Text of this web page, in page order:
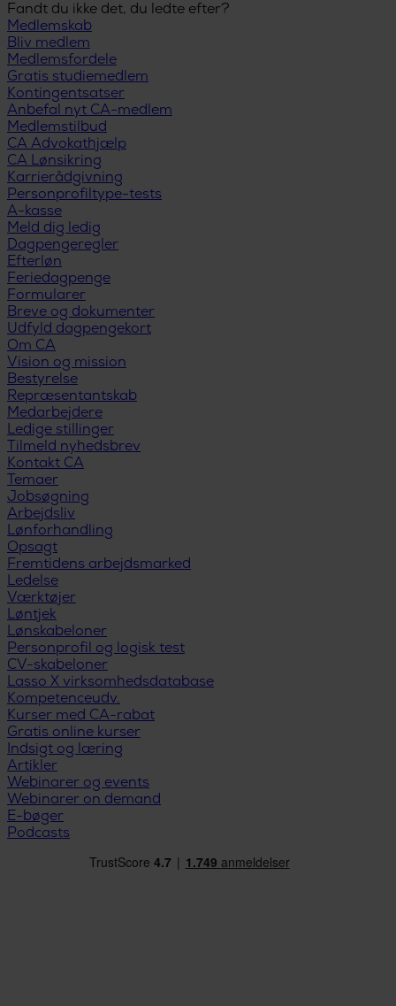
Fandt du ikke det, du ledte efter?
Medlemskab
Bliv medlem
Medlemsfordele
Gratis studiemedlem
Kontingentsatser
Anbefal nyt CA-medlem
Medlemstilbud
CA Advokathjælp
CA Lønsikring
Karrierådgivning
Personprofiltype-tests
A-kasse
Meld dig ledig
Dagpengeregler
Efterløn
Feriedagpenge
Formularer
Breve og dokumenter
Udfyld dagpengekort
Om CA
Vision og mission
Bestyrelse
Repræsentantskab
Medarbejdere
Ledige stillinger
Tilmeld nyhedsbrev
Kontakt CA
Temaer
Jobsøgning
Arbejdsliv
Lønforhandling
Opsagt
Fremtidens arbejdsmarked
Ledelse
Værktøjer
Løntjek
Lønskabeloner
Personprofil og logisk test
CV-skabeloner
Lasso X virksomhedsdatabase
Kompetenceudv.
Kurser med CA-rabat
Gratis online kurser
Indsigt og læring
Artikler
Webinarer og events
Webinarer on demand
E-bøger
Podcasts